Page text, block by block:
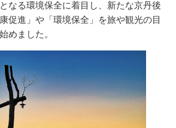
なる環境保全に着目し、新たな京丹後
促進」や「環境保全」を旅や観光の目
めました。